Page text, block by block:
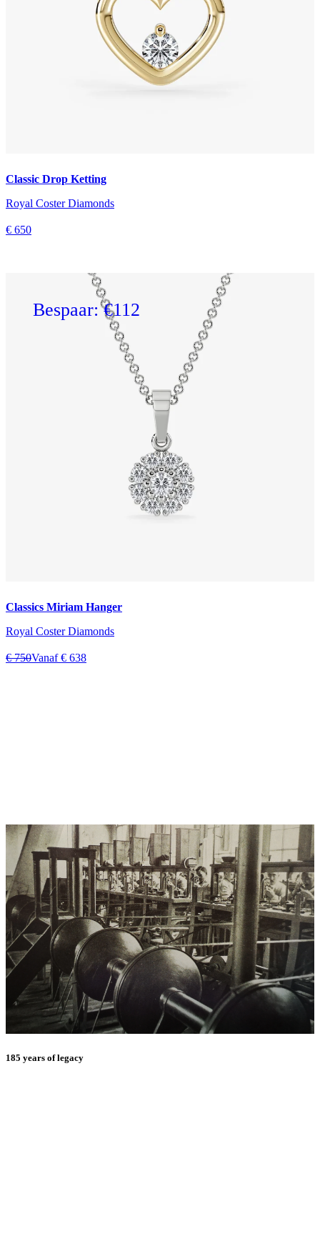
Classic Drop Ketting
Royal Coster Diamonds
€ 650
Bespaar: €112
Classics Miriam Hanger
Royal Coster Diamonds
€ 750Vanaf € 638
185 years of legacy